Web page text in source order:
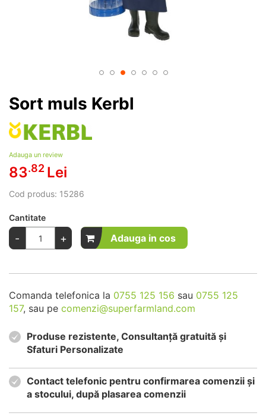
Sort muls Kerbl
Adauga un review
83.82 Lei
Cod produs: 15286
Cantitate
- + Adauga in cos
Comanda telefonica la 0755 125 156 sau 0755 125
157, sau pe comenzi@superfarmland.com
Produse rezistente, Consultanță gratuită și
Sfaturi Personalizate
Contact telefonic pentru confirmarea comenzii și
a stocului, după plasarea comenzii